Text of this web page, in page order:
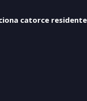
catorce